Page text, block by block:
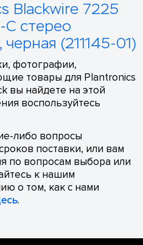
Blackwire 7225
C стерео
(211145-01)
фотографии,
товары для Plantronics
вы найдете на этой
воспользуйтесь
либо вопросы
поставки, или вам
по вопросам выбора или
к нашим
о том, как с нами
.